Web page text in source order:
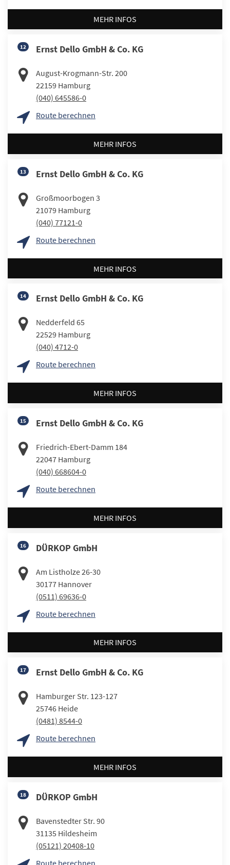
MEHR INFOS
12 Ernst Dello GmbH & Co. KG
August-Krogmann-Str. 200
22159 Hamburg
(040) 645586-0
Route berechnen
MEHR INFOS
13 Ernst Dello GmbH & Co. KG
Großmoorbogen 3
21079 Hamburg
(040) 77121-0
Route berechnen
MEHR INFOS
14 Ernst Dello GmbH & Co. KG
Nedderfeld 65
22529 Hamburg
(040) 4712-0
Route berechnen
MEHR INFOS
15 Ernst Dello GmbH & Co. KG
Friedrich-Ebert-Damm 184
22047 Hamburg
(040) 668604-0
Route berechnen
MEHR INFOS
16 DÜRKOP GmbH
Am Listholze 26-30
30177 Hannover
(0511) 69636-0
Route berechnen
MEHR INFOS
17 Ernst Dello GmbH & Co. KG
Hamburger Str. 123-127
25746 Heide
(0481) 8544-0
Route berechnen
MEHR INFOS
18 DÜRKOP GmbH
Bavenstedter Str. 90
31135 Hildesheim
(05121) 20408-10
Route berechnen